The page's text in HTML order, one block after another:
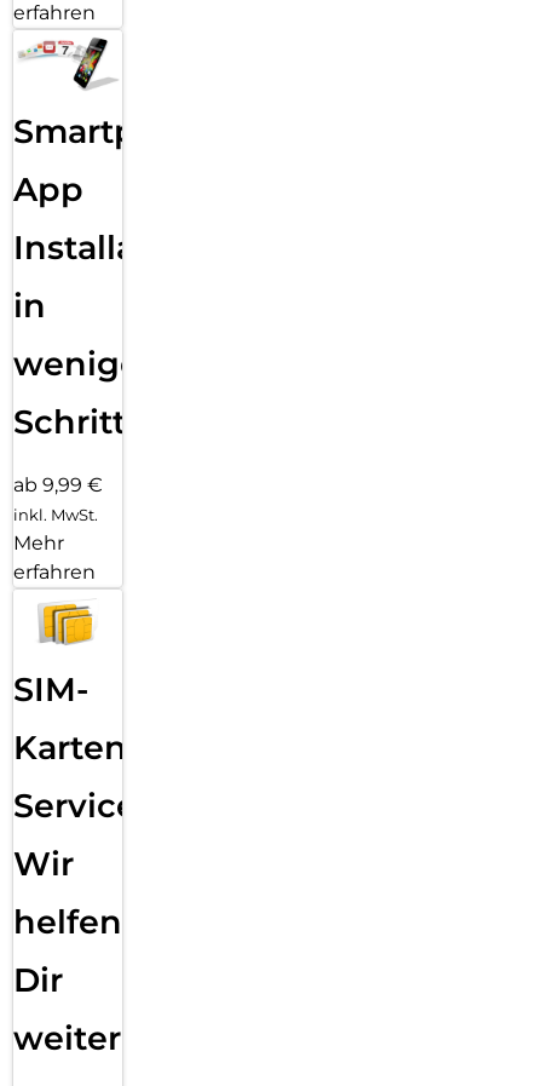
erfahren
Smartphone
App
Installation
in
wenigen
Schritten
ab 9,99 €
inkl. MwSt.
Mehr
erfahren
SIM-
Karten
Service:
Wir
helfen
Dir
weiter